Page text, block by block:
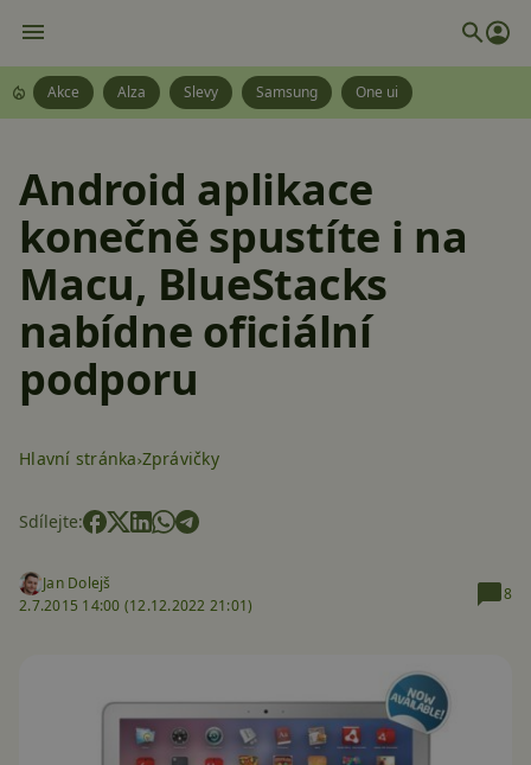
Akce Alza Slevy Samsung One ui
Android aplikace
konečně spustíte i na
Macu, BlueStacks
nabídne oficiální
podporu
Hlavní stránka Zprávičky
Sdílejte:
Jan Dolejš
2.7.2015 14:00 (12.12.2022 21:01)
8